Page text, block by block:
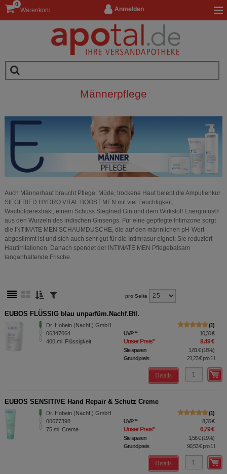
Anmelden
Warenkorb
0
Männerpflege
Auch Männerhaut braucht Pflege: Müde, trockene Haut belebt die Ampullenkur
SIEGFRIED HYDRO VITAL BOOST MEN mit viel Feuchtigkeit,
Wacholderextrakt, einem Schuss Siegfried Gin und dem Wirkstoff Energinius®
aus den Wurzeln des indischen Ginsengs. Für eine gepflegte Intimzone sorgt
die INTIMATE MEN SCHAUMDUSCHE, die auf den männlichen pH-Wert
abgestimmt ist und sich auch sehr gut für die Intimrasur eignet: Sie reduziert
Hautirritationen. Danach spendet der INTIMATE MEN Pflegebalsam
langanhaltende Frische.
pro Seite
EUBOS FLÜSSIG blau unparfüm.Nachf.Btl.
Dr. Hobein (Nachf.) GmbH
06347064
400 ml Flüssigkeit
1
UVP** 10,30 €
Unser Preis* 8,49 €
Sie sparen 1,81 €(18%)
Grundpreis
21,23 €pro 1 l
Details
EUBOS SENSITIVE Hand Repair & Schutz Creme
Dr. Hobein (Nachf.) GmbH
00677398
75 ml Creme
1
UVP** 8,35 €
Unser Preis* 6,79 €
Sie sparen 1,56 €(19%)
Grundpreis
90,53 €pro 1 l
Details